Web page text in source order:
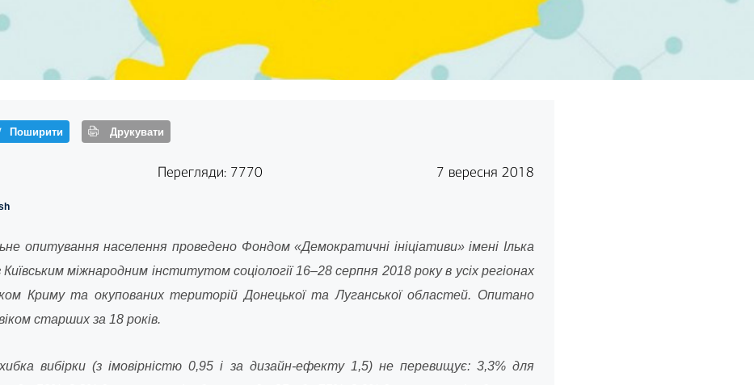
Поширити Друкувати
Перегляди: 7770 7 вересня 2018
опитування населення проведено Фондом «Демократичні ініціативи» імені Ілька
Київським міжнародним інститутом соціології 16–28 серпня 2018 року в усіх регіонах
Криму та окупованих територій Донецької та Луганської областей. Опитано
старших за 18 років.
вибірки (з імовірністю 0,95 і за дизайн-ефекту 1,5) не перевищує: 3,3% для